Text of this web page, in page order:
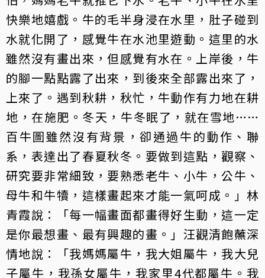
快樂地嬉戲。牛的毛半身浸在水里，肚子碰到
水就化開了，感覺牛在水池里遊動。這里的水
雖然沒有畫出來，但感覺有水在。上岸後，牛
的腳一點點露了出來，到後來全部露出來了，
上來了。遇到秋耕，秋忙，牛動作有力地在耕
地，在施肥。冬天，牛冬眠了，就在雪地……
百牛圖雖然沒有背景，卻通過牛的動作、聯
系，表達出了春夏秋冬。要做到這點，觀察、
研究要非常細致，要熟悉老牛、小牛，公牛、
母牛和牛犢，這樣畫起來才能一氣呵成。」林
青霞說：「每一幅畫面都畫得好生動，這一定
是你最想畫、最有興趣的畫。」汪觀清飽蘸深
情地說：「我媽媽屬牛，我大姐屬牛，我大兒
子屬牛，我孫女屬牛，我家里4代都屬牛。我